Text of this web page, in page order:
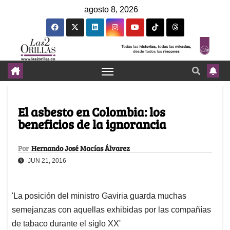
agosto 8, 2026
El asbesto en Colombia: los
beneficios de la ignorancia
Por Hernando José Macías Álvarez
JUN 21, 2016
'La posición del ministro Gaviria guarda muchas
semejanzas con aquellas exhibidas por las compañías
de tabaco durante el siglo XX'